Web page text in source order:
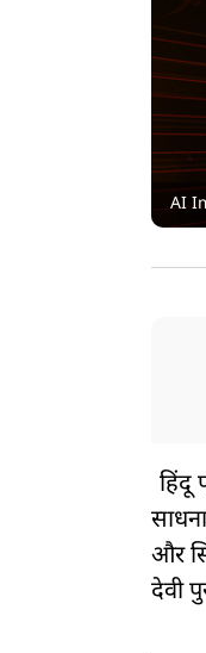
AI
हिंदू
और
देवी